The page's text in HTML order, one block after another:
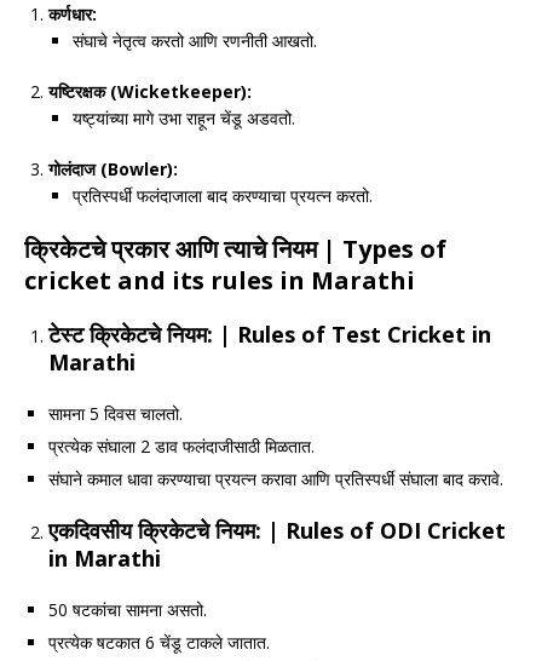
कर्णधार:
संघाचे नेतृत्व करतो आणि रणनीती आखतो.
यष्टिरक्षक (Wicketkeeper):
यष्ट्यांच्या मागे उभा राहून चेंडू अडवतो.
गोलंदाज (Bowler):
प्रतिस्पर्धी फलंदाजाला बाद करण्याचा प्रयत्न करतो.
क्रिकेटचे प्रकार आणि त्याचे नियम| Types of
cricket and its rules in Marathi
टेस्ट क्रिकेटचे नियम: | Rules of Test Cricket in
Marathi
सामना 5 दिवस चालतो.
प्रत्येक संघाला 2 डाव फलंदाजीसाठी मिळतात.
संघाने कमाल धावा करण्याचा प्रयत्न करावा आणि प्रतिस्पर्धी संघाला बाद करावे.
एकदिवसीय क्रिकेटचे नियम: | Rules of ODI Cricket
in Marathi
50 षटकांचा सामना असतो.
प्रत्येक षटकात 6 चेंडू टाकले जातात.